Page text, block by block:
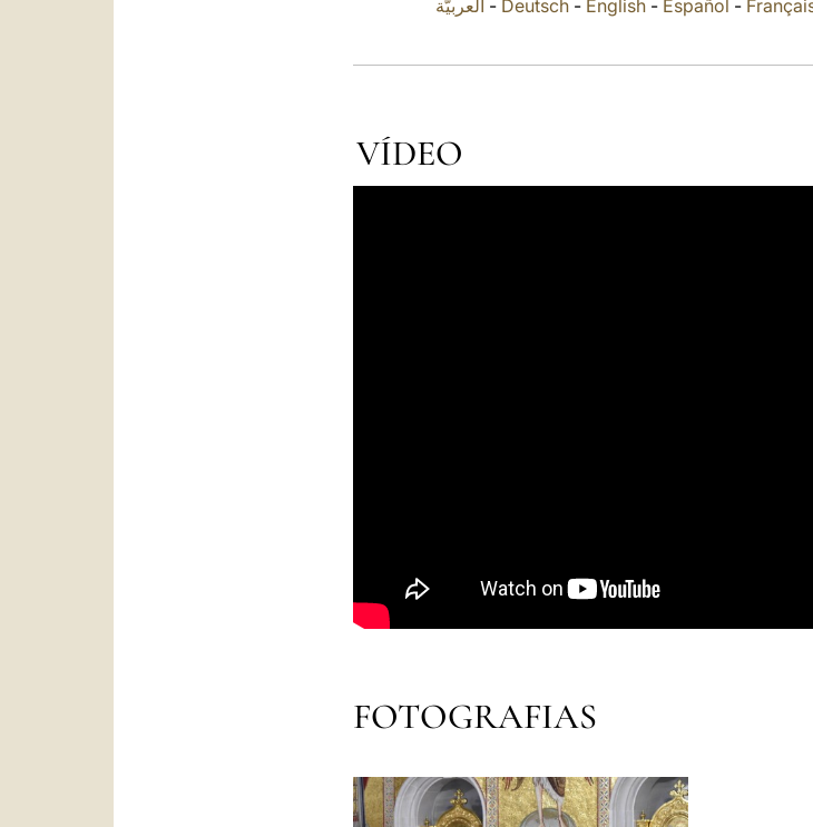
العربيَّة - Deutsch - English - Español -
VÍDEO
FOTOGRAFIAS